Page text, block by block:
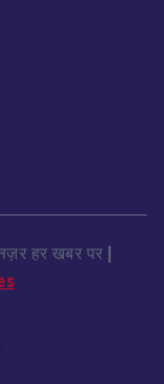
हर खबर पर |